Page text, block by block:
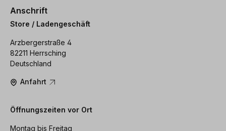
Anschrift
Store / Ladengeschäft
Arzbergerstraße 4
82211 Herrsching
Deutschland
Anfahrt
Öffnungszeiten vor Ort
Montag bis Freitag